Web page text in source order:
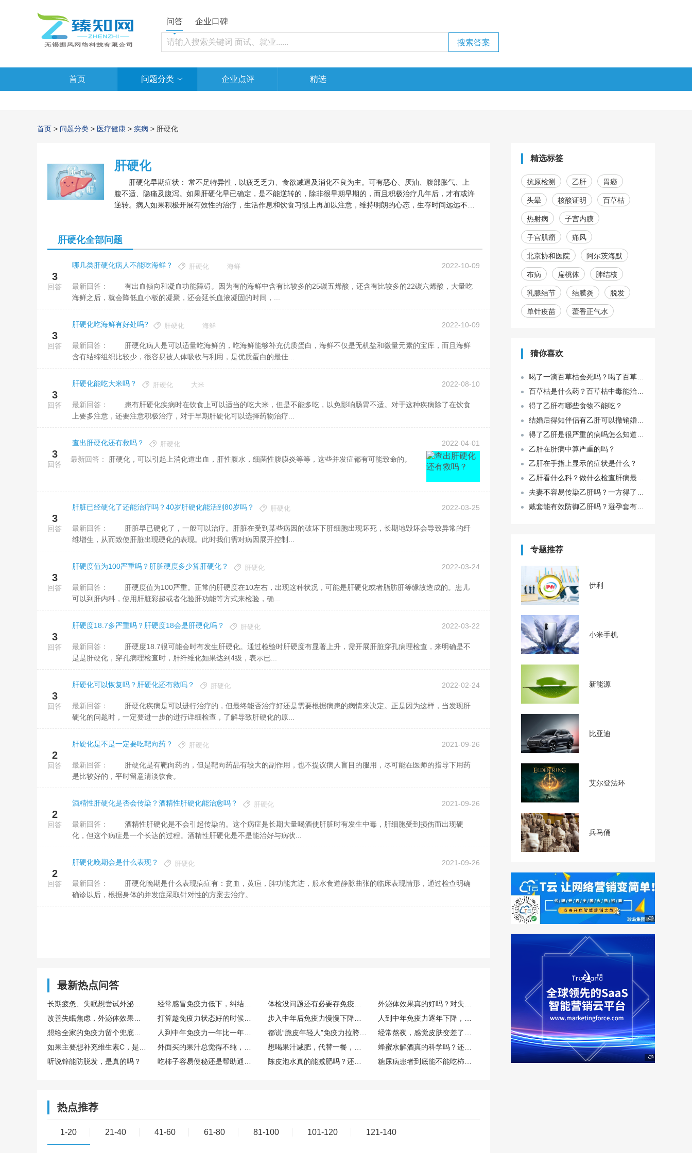
问答 企业口碑
首页 问题分类 企业点评 精选
首页 > 问题分类 > 医疗健康 > 疾病 > 肝硬化
肝硬化
肝硬化早期症状： 常不足特异性，以疲乏乏力、食欲减退及消化不良为主。可有恶心、厌油、腹部胀气、上
腹不适、隐痛及腹泻。如果肝硬化早已确定，是不能逆转的，除非很早期早期的，而且积极治疗几年后，才有或许
逆转。病人如果积极开展有效性的治疗，生活作息和饮食习惯上再加以注意，维持明朗的心态，生存时间远远不止
肝硬化全部问题
3
回答
哪几类肝硬化病人不能吃海鲜？ 2022-10-09
肝硬化 海鲜
最新回答：
海鲜之后，就会降低血小板的凝聚，还会延长血液凝固的时间，...
3
回答
肝硬化吃海鲜有好处吗? 2022-10-09
肝硬化 海鲜
最新回答：
含有结缔组织比较少，很容易被人体吸收与利用，是优质蛋白的最佳...
3
回答
肝硬化能吃大米吗？ 2022-08-10
肝硬化 大米
最新回答：
上要多注意，还要注意积极治疗，对于早期肝硬化可以选择药物治疗...
3
回答
查出肝硬化还有救吗？ 2022-04-01
肝硬化
最新回答： 肝硬化，可以引起上消化道出血，肝性腹水，细菌性腹膜炎等等，这些并发症都有可能致命的。
3
回答
肝脏已经硬化了还能治疗吗？40岁肝硬化能活到80岁吗？ 2022-03-25
肝硬化
最新回答：
维增生，从而致使肝脏出现硬化的表现。此时我们需对病因展开控制...
3
回答
肝硬度值为100严重吗？肝脏硬度多少算肝硬化？ 2022-03-24
肝硬化
最新回答：
可以到肝内科，使用肝脏彩超或者化验肝功能等方式来检验，确...
3
回答
肝硬度18.7多严重吗？肝硬度18会是肝硬化吗？ 2022-03-22
肝硬化
最新回答：
是是肝硬化，穿孔病理检查时，肝纤维化如果达到4级，表示已...
3
回答
肝硬化可以恢复吗？肝硬化还有救吗？ 2022-02-24
肝硬化
最新回答：
硬化的问题时，一定要进一步的进行详细检查，了解导致肝硬化的原...
2
回答
肝硬化是不是一定要吃靶向药？ 2021-09-26
肝硬化
最新回答：
是比较好的，平时留意清淡饮食。
2
回答
酒精性肝硬化是否会传染？酒精性肝硬化能治愈吗？ 2021-09-26
肝硬化
最新回答：
化，但这个病症是一个长达的过程。酒精性肝硬化是不是能治好与病状...
2
回答
肝硬化晚期会是什么表现？ 2021-09-26
肝硬化
最新回答：
确诊以后，根据身体的并发症采取针对性的方案去治疗。
精选标签
抗原检测 乙肝 胃癌
头晕 核酸证明 百草枯
热射病 子宫内膜
子宫肌瘤 痛风
北京协和医院 阿尔茨海默
布病 扁桃体 肺结核
乳腺结节 结膜炎 脱发
单针疫苗 藿香正气水
猜你喜欢
得了乙肝有哪些食物不能吃？
乙肝在肝病中算严重的吗？
乙肝在手指上显示的症状是什么？
专题推荐
伊利
小米手机
新能源
比亚迪
艾尔登法环
兵马俑
最新热点问答
听说锌能防脱发，是真的吗？
热点推荐
1-20 21-40 41-60 61-80 81-100 101-120 121-140